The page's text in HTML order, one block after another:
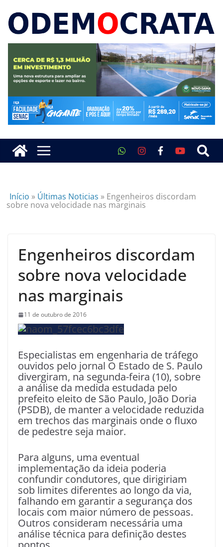
Início » Últimas Noticias » Engenheiros discordam
sobre nova velocidade nas marginais
Engenheiros discordam
sobre nova velocidade
nas marginais
11 de outubro de 2016
Especialistas em engenharia de tráfego
ouvidos pelo jornal O Estado de S. Paulo
divergiram, na segunda-feira (10), sobre
a análise da medida estudada pelo
prefeito eleito de São Paulo, João Doria
(PSDB), de manter a velocidade reduzida
em trechos das marginais onde o fluxo
de pedestre seja maior.
Para alguns, uma eventual
implementação da ideia poderia
confundir condutores, que dirigiriam
sob limites diferentes ao longo da via,
falhando em garantir a segurança dos
locais com maior número de pessoas.
Outros consideram necessária uma
análise técnica para definição destes